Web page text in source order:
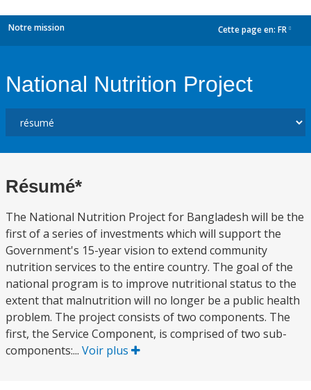
Notre mission Cette page en: FR
National Nutrition Project
Résumé*
The National Nutrition Project for Bangladesh will be the
first of a series of investments which will support the
Government's 15-year vision to extend community
nutrition services to the entire country. The goal of the
national program is to improve nutritional status to the
extent that malnutrition will no longer be a public health
problem. The project consists of two components. The
first, the Service Component, is comprised of two sub-
components:... Voir plus